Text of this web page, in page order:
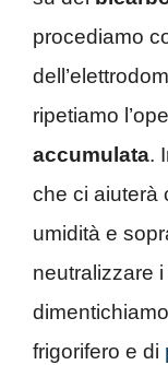
procediamo
ripetiamo
accumulata.
che ci aiuterà
umidità e
neutralizzare
frigorifero e di